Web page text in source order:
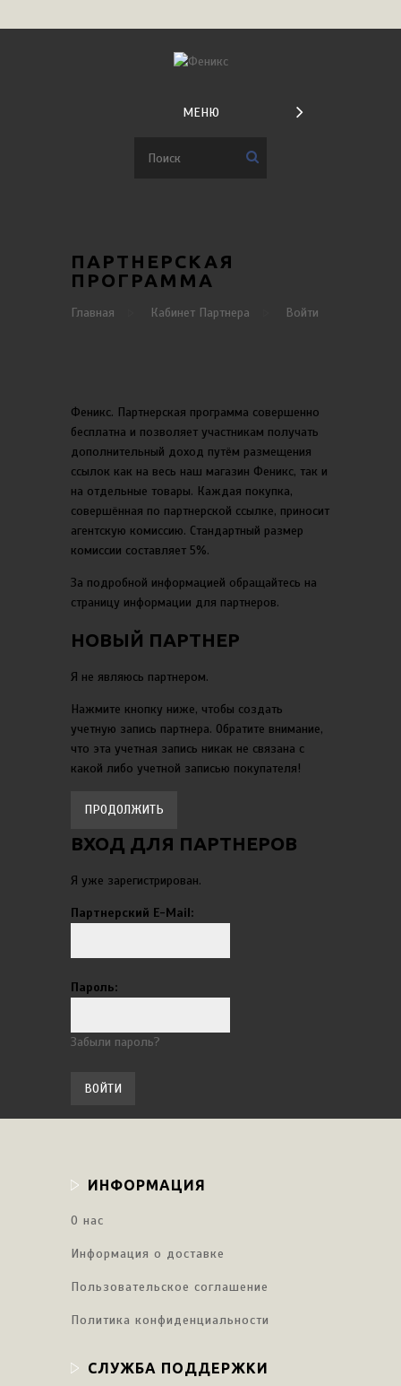
МЕНЮ
ПАРТНЕРСКАЯ
ПРОГРАММА
Главная Кабинет Партнера Войти
Феникс. Партнерская программа совершенно
бесплатна и позволяет участникам получать
дополнительный доход путём размещения
ссылок как на весь наш магазин Феникс, так и
на отдельные товары. Каждая покупка,
совершённая по партнерской ссылке, приносит
агентскую комиссию. Стандартный размер
комиссии составляет 5%.
За подробной информацией обращайтесь на
страницу информации для партнеров.
НОВЫЙ ПАРТНЕР
Я не являюсь партнером.
Нажмите кнопку ниже, чтобы создать
учетную запись партнера. Обратите внимание,
что эта учетная запись никак не связана с
какой либо учетной записью покупателя!
ПРОДОЛЖИТЬ
ВХОД ДЛЯ ПАРТНЕРОВ
Я уже зарегистрирован.
Партнерский E-Mail:
Пароль:
Забыли пароль?
ИНФОРМАЦИЯ
О нас
Информация о доставке
Пользовательское соглашение
Политика конфиденциальности
СЛУЖБА ПОДДЕРЖКИ